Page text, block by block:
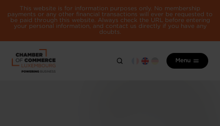
This website is for information purposes only. No membership
payments or any other financial transactions will ever be requested to
be paid through this website. Always check the URL before entering
your personal information, and contact us directly if you have any
doubts.
Menu